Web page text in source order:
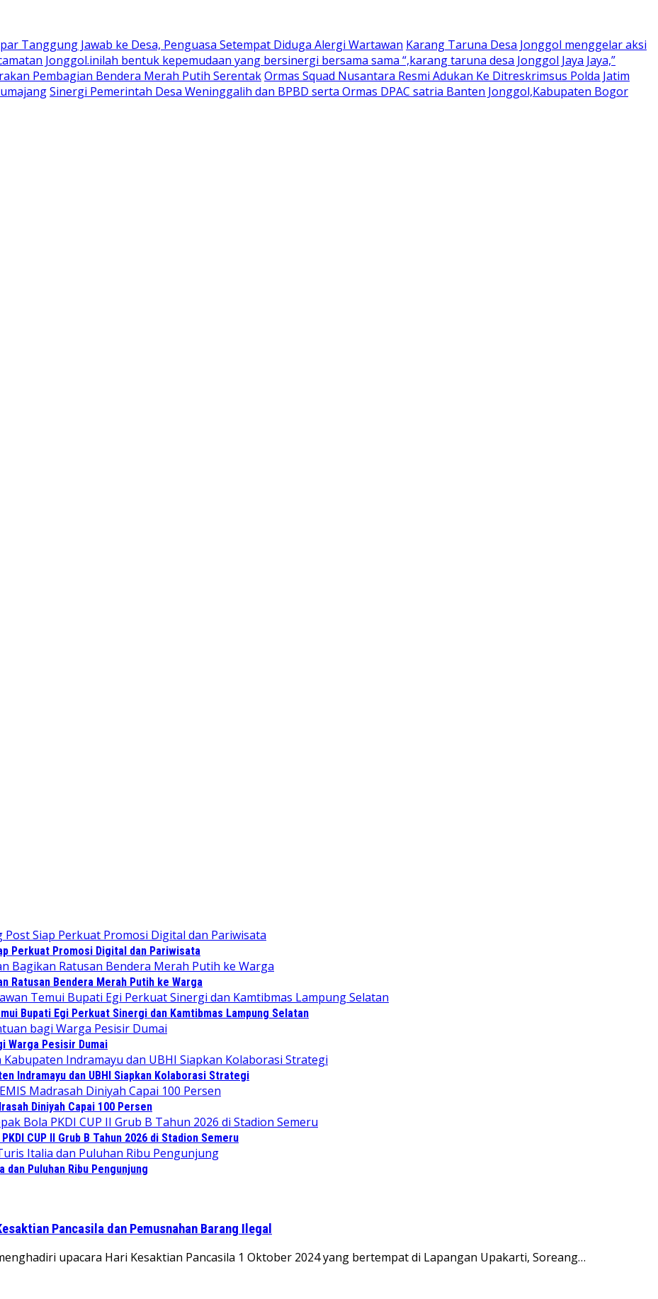
Tanggung Jawab ke Desa, Penguasa Setempat Diduga Alergi Wartawan Karang Taruna Desa Jonggol menggelar aksi
Jonggol.inilah bentuk kepemudaan yang bersinergi bersama sama “,karang taruna desa Jonggol Jaya Jaya,”
Pembagian Bendera Merah Putih SerentakOrmas Squad Nusantara Resmi Adukan Ke Ditreskrimsus Polda Jatim
Sinergi Pemerintah Desa Weninggalih dan BPBD serta Ormas DPAC satria Banten Jonggol,Kabupaten Bogor
Perkuat Promosi Digital dan Pariwisata
Ratusan Bendera Merah Putih ke Warga
Bupati Egi Perkuat Sinergi dan Kamtibmas Lampung Selatan
Warga Pesisir Dumai
Indramayu dan UBHI Siapkan Kolaborasi Strategi
Diniyah Capai 100 Persen
CUP II Grub B Tahun 2026 di Stadion Semeru
Puluhan Ribu Pengunjung
Pancasila dan Pemusnahan Barang Ilegal
upacara Hari Kesaktian Pancasila 1 Oktober 2024 yang bertempat di Lapangan Upakarti, Soreang…